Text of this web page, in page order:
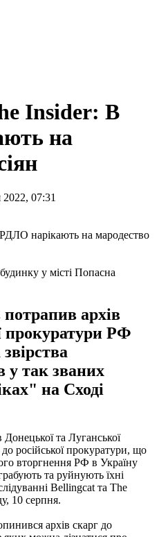
Insider: В
на
07:31
у місті Попасна
архів
прокуратури РФ
у так званих
на Сході
та Луганської
російської прокуратури, що
вторгнення РФ в Україну
та руйнують їхні
Bellingcat та The
10 серпня.
архів скарг до